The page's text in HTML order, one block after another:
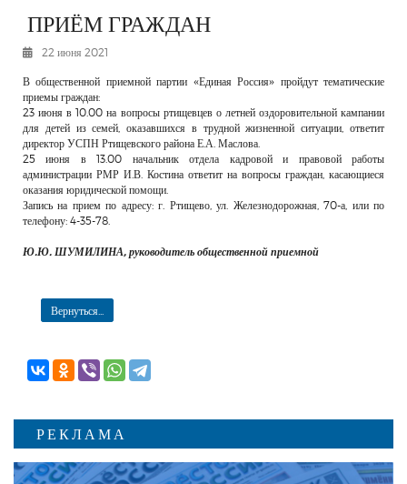
К СВЕДЕНИЮ
РЕКЛАМОДАТЕЛЯМ
ОБЪЯВЛЕНИЯ
КОНТАКТЫ
ПРИЁМ ГРАЖДАН
22 июня 2021
В общественной приемной партии «Единая Россия» пройдут тематические
приемы граждан:
23 июня в 10.00 на вопросы ртищевцев о летней оздоровительной кампании
для детей из семей, оказавшихся в трудной жизненной ситуации, ответит
директор УСПН Ртищевского района Е.А. Маслова.
25 июня в 13.00 начальник отдела кадровой и правовой работы
администрации РМР И.В. Костина ответит на вопросы граждан, касающиеся
оказания юридической помощи.
Запись на прием по адресу: г. Ртищево, ул. Железнодорожная, 70-а, или по
телефону: 4-35-78.
Ю.Ю. ШУМИЛИНА, руководитель общественной приемной
Вернуться...
РЕКЛАМА